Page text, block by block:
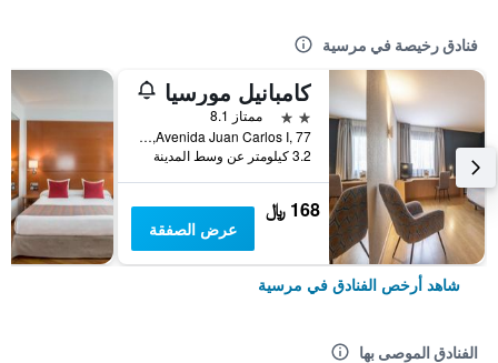
فنادق رخيصة في مرسية
كامبانيل مورسيا
2 نجمتين
ممتاز 8.1
Avenida Juan Carlos I, 77, مرسية, أسبانيا
3.2 كيلومتر عن وسط المدينة
168 ﷼
عرض الصفقة
شاهد أرخص الفنادق في مرسية
الفنادق الموصى بها